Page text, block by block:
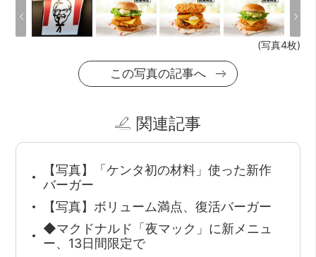
(写真4枚)
この写真の記事へ
関連記事
【写真】「ケンタ初の材料」使った新作
バーガー
【写真】ボリューム満点、復活バーガー
◆マクドナルド「夜マック」に新メニュ
ー、13日間限定で